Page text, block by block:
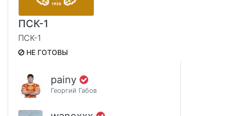
ПСК-1
ПСК-1
НЕ ГОТОВЫ
painy
Георгий Габов